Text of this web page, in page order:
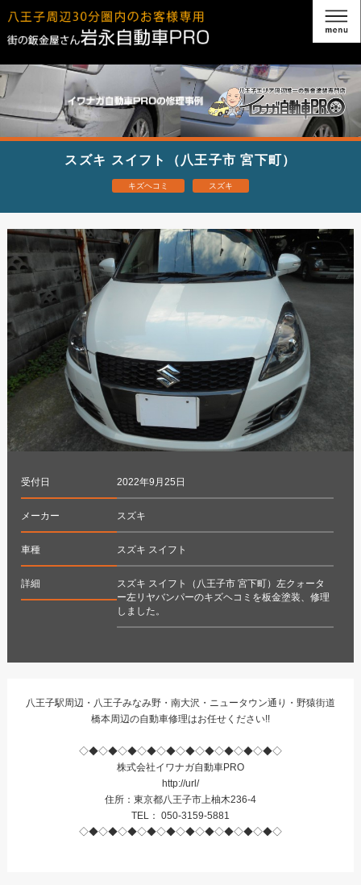
スズキ スイフト（八王子市 宮下町）
キズヘコミ スズキ
受付日 2022年9月25日
メーカー スズキ
車種 スズキ スイフト
詳細
スズキ スイフト（八王子市 宮下町）左クォータ
ー左リヤバンパーのキズヘコミを板金塗装、修理
しました。
八王子駅周辺・八王子みなみ野・南大沢・ニュータウン通り・野猿街道
橋本周辺の自動車修理はお任せください!!
◇◆◇◆◇◆◇◆◇◆◇◆◇◆◇◆◇◆◇◆◇
株式会社イワナガ自動車PRO
http://url/
住所：東京都八王子市上柚木236-4
TEL： 050-3159-5881
◇◆◇◆◇◆◇◆◇◆◇◆◇◆◇◆◇◆◇◆◇